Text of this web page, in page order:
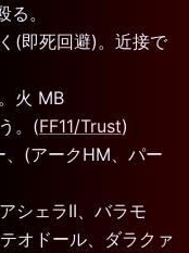
。
(即死回避)。近接で
火 MB
。(FF11/Trust)
、(アークHM、パー
シェラII、バラモ
オドール、ダラクァ